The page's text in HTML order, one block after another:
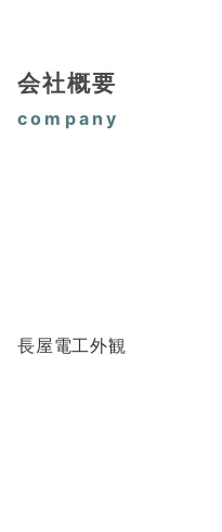
会社概要
company
長屋電工外観